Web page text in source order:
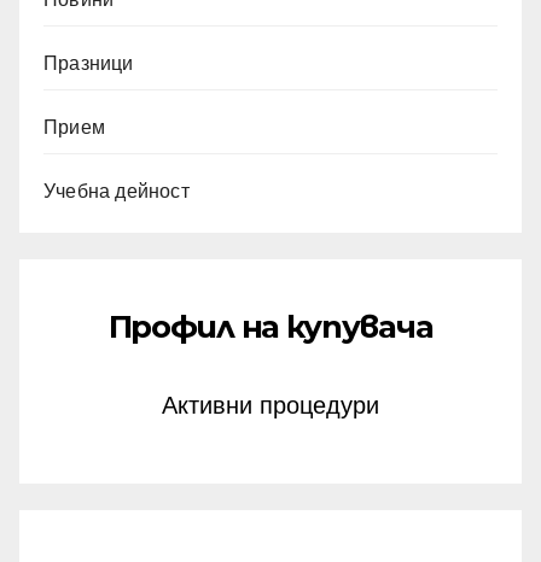
Празници
Прием
Учебна дейност
Профил на купувача
Активни процедури